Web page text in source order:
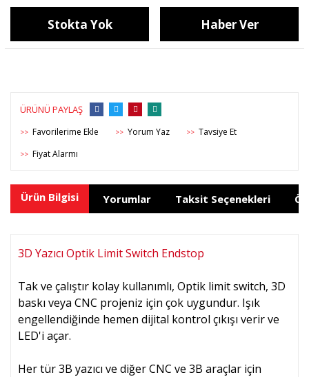
Stokta Yok Haber Ver
ÜRÜNÜ PAYLAŞ
>> >> Yorum Yaz >> Tavsiye Et
>> Fiyat Alarmı
Ürün Bilgisi Yorumlar Taksit Seçenekleri
3D Yazıcı Optik Limit Switch Endstop
Tak ve çalıştır kolay kullanımlı, Optik limit switch, 3D
baskı veya CNC projeniz için çok uygundur. Işık
engellendiğinde hemen dijital kontrol çıkışı verir ve
LED'i açar.
Her tür 3B yazıcı ve diğer CNC ve 3B araçlar için